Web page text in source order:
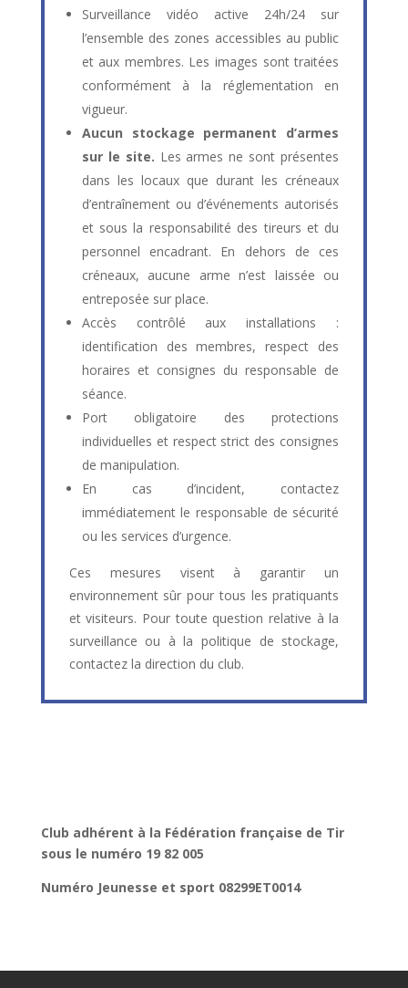
Surveillance vidéo active 24h/24 sur
l’ensemble des zones accessibles au public
et aux membres. Les images sont traitées
conformément à la réglementation en
vigueur.
Aucun stockage permanent d’armes
sur le site. Les armes ne sont présentes
dans les locaux que durant les créneaux
d’entraînement ou d’événements autorisés
et sous la responsabilité des tireurs et du
personnel encadrant. En dehors de ces
créneaux, aucune arme n’est laissée ou
entreposée sur place.
Accès contrôlé aux installations :
identification des membres, respect des
horaires et consignes du responsable de
séance.
Port obligatoire des protections
individuelles et respect strict des consignes
de manipulation.
En cas d’incident, contactez
immédiatement le responsable de sécurité
ou les services d’urgence.
Ces mesures visent à garantir un
environnement sûr pour tous les pratiquants
et visiteurs. Pour toute question relative à la
surveillance ou à la politique de stockage,
contactez la direction du club.
Club adhérent à la Fédération française de Tir
sous le numéro 19 82 005
Numéro Jeunesse et sport 08299ET0014